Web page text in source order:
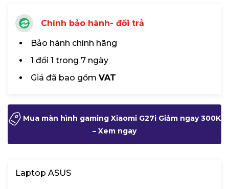
Chính bảo hành- đổi trả
Bảo hành chính hãng
1 đổi 1 trong 7 ngày
Giá đã bao gồm VAT
Mua màn hình gaming Xiaomi G27i Giảm ngay 300K
– Xem ngay
Laptop ASUS